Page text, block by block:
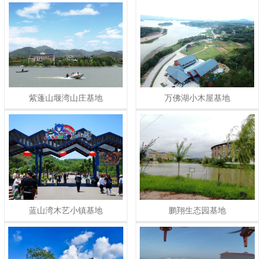
紫蓬山堰湾山庄基地 万佛湖小木屋基地
蓝山湾木艺小镇基地 鹏翔生态园基地